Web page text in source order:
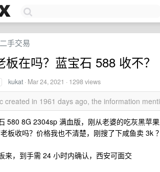
二手交易
板在吗？蓝宝石 588 收不？
kukat · Mar 24, 2021 · 1298 views
created in 1961 days ago, the information
580 8G 2304sp 满血版，刚从老婆的吃灰黑苹果
板收吗？价格我也不清楚，刚搜了下咸鱼卖 3k ？
来，到手需 24 小时内确认，西安可面交